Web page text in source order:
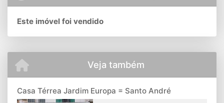
Este imóvel foi vendido
Veja também
Casa Térrea Jardim Europa = Santo André